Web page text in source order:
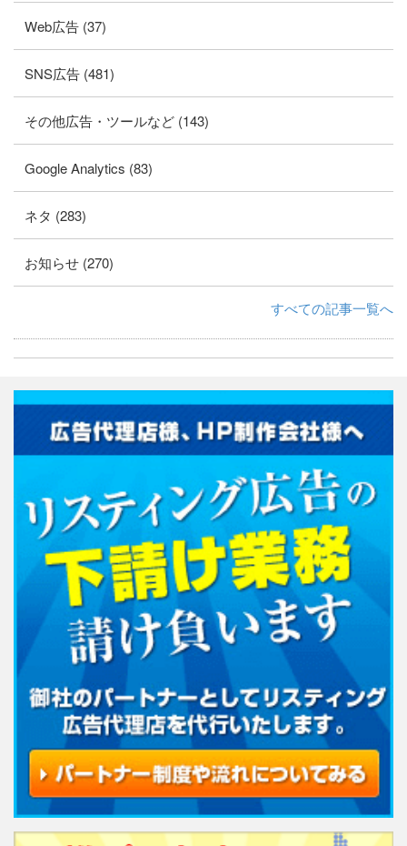
Web広告 (37)
SNS広告 (481)
その他広告・ツールなど (143)
Google Analytics (83)
ネタ (283)
お知らせ (270)
すべての記事一覧へ